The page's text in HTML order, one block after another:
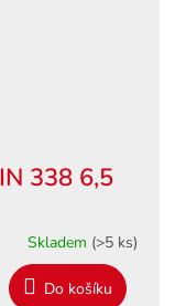
338 6,5
Skladem (>5 ks)
Do košíku